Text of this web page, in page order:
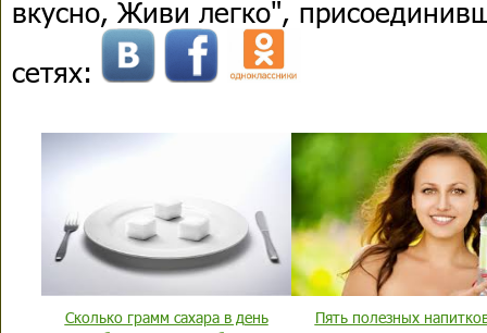
вкусно, Живи легко",
сетях:
Сколько грамм сахара в день
Пять полезных